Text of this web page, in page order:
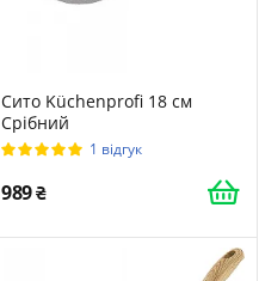
Сито Küchenprofi 18 см
Срібний
1 відгук
989